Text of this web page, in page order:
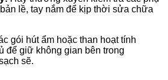
lề, tay nắm để kịp thời sửa chữa
gói hút ẩm hoặc than hoạt tính
để giữ không gian bên trong
sẽ.